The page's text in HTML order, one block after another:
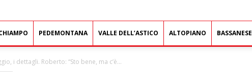
PEDEMONTANA VALLE DELL’ASTICO ALTOPIANO BASSANESE
i dettagli. Roberto: “Sto bene, ma c’è...